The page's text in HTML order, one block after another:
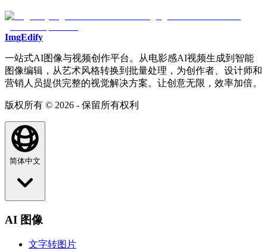
ImgEdify
一站式AI图像与视频创作平台。从电影感AI视频生成到智能
图像编辑，从艺术风格转换到批量处理，为创作者、设计师和
营销人员提供完整的视觉解决方案。让创意无限，效率加倍。
版权所有 © 2026 - 保留所有权利
简体中文
AI 图像
文字转图片